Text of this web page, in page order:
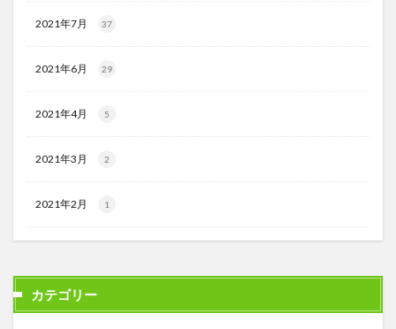
2021年7月 37
2021年6月 29
2021年4月 5
2021年3月 2
2021年2月 1
カテゴリー